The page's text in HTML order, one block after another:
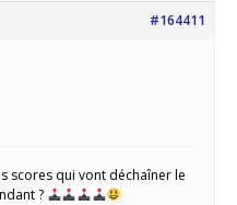
#164411
scores qui vont déchaîner le
?